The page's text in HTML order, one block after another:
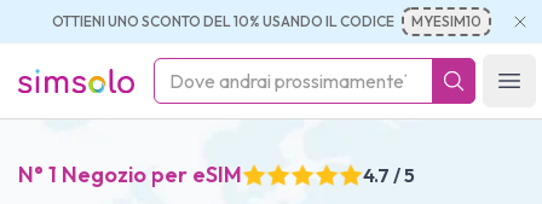
OTTIENI UNO SCONTO DEL 10% USANDO IL CODICE MYESIM10
simsolo
N° 1 Negozio per eSIM 4.7 / 5